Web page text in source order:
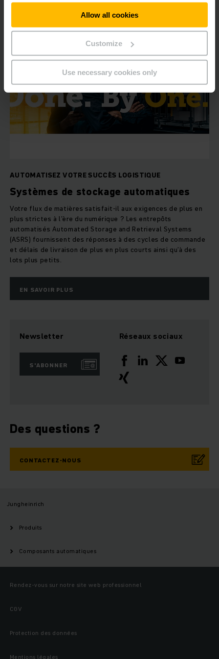
Allow all cookies
Customize
Use necessary cookies only
L’objectif : une fiabilité du processus maximale et un succès
logistique durable pour vous.
EN SAVOIR PLUS
AUTOMATISEZ VOTRE SUCCÈS LOGISTIQUE
Systèmes de stockage automatiques
Votre flux de matières satisfait-il aux exigences de plus en
plus strictes à l’ère du numérique ? Les entrepôts
automatisés Automated Storage and Retrieval Systems
(ASRS) fournissent des réponses à des cycles de commande
et délais de livraison de plus en plus courts ainsi qu’à des
lots plus petits.
EN SAVOIR PLUS
Newsletter
S'ABONNER
Réseaux sociaux
Des questions ?
CONTACTEZ-NOUS
Jungheinrich
Produits
Composants automatiques
Rendez-vous sur notre site web professionnel
CGV
Protection des données
Mentions légales